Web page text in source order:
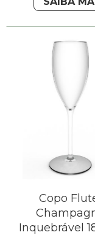
Copo
Inquebrável